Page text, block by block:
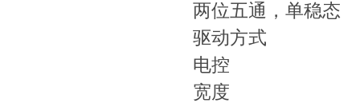
两位五通，单稳态
驱动方式
电控
宽度